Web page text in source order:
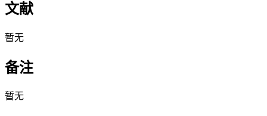
文献
暂无
备注
暂无